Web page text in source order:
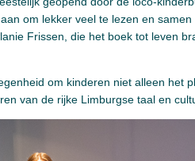
om lekker veel te lezen en
Frissen, die het boek tot leven
om kinderen niet alleen het
van de rijke Limburgse taal en